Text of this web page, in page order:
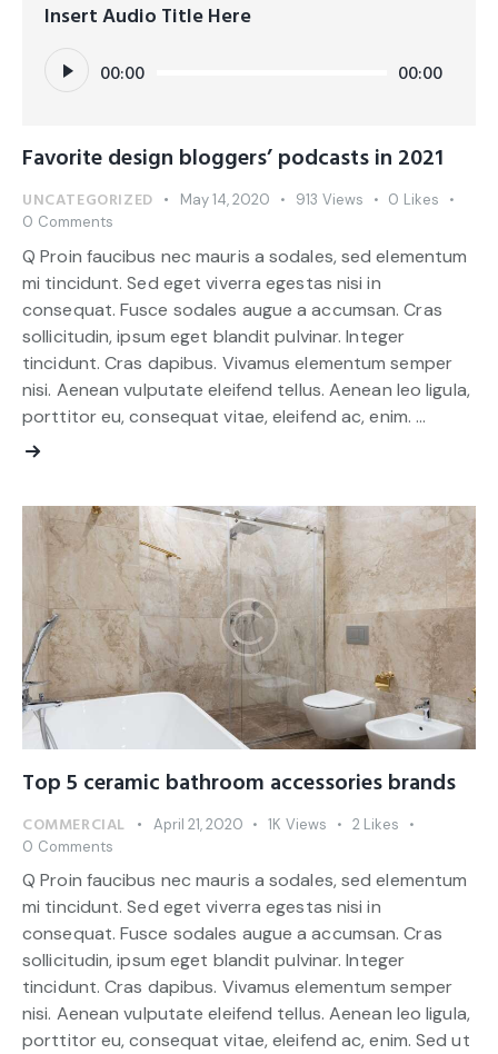
Insert Audio Title Here
Audio
Player 00:00 00:00
Favorite design bloggers’ podcasts in 2021
UNCATEGORIZED May 14, 2020 913 Views 0 Likes
0 Comments
Q Proin faucibus nec mauris a sodales, sed elementum
mi tincidunt. Sed eget viverra egestas nisi in
consequat. Fusce sodales augue a accumsan. Cras
sollicitudin, ipsum eget blandit pulvinar. Integer
tincidunt. Cras dapibus. Vivamus elementum semper
nisi. Aenean vulputate eleifend tellus. Aenean leo ligula,
porttitor eu, consequat vitae, eleifend ac, enim. …
Top 5 ceramic bathroom accessories brands
COMMERCIAL April 21, 2020 1K Views 2 Likes
0 Comments
Q Proin faucibus nec mauris a sodales, sed elementum
mi tincidunt. Sed eget viverra egestas nisi in
consequat. Fusce sodales augue a accumsan. Cras
sollicitudin, ipsum eget blandit pulvinar. Integer
tincidunt. Cras dapibus. Vivamus elementum semper
nisi. Aenean vulputate eleifend tellus. Aenean leo ligula,
porttitor eu, consequat vitae, eleifend ac, enim. Sed ut